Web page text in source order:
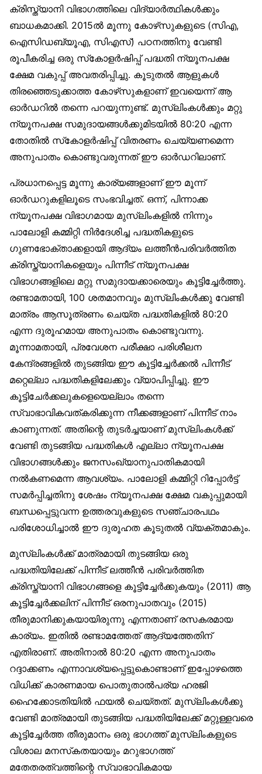
ക്രിസ്ത്യാനി വിഭാഗത്തിലെ വിദ്യാർത്ഥികൾക്കും
ബാധകമാക്കി. 2015ൽ മൂന്നു കോഴ്‌സുകളുടെ (സിഎ,
ഐസിഡബ്യൂഎ, സിഎസ്) പഠനത്തിനു വേണ്ടി
രൂപീകരിച്ച ഒരു സ്‌കോളർഷിപ്പ് പദ്ധതി ന്യൂനപക്ഷ
ക്ഷേമ വകുപ്പ് അവതരിപ്പിച്ചു. കൂടുതൽ ആളുകൾ
തിരഞ്ഞെടുക്കാത്ത കോഴ്‌സുകളാണ് ഇവയെന്ന് ആ
ഓർഡറിൽ തന്നെ പറയുന്നുണ്ട്. മുസ്‌ലിംകൾക്കും മറ്റു
ന്യൂനപക്ഷ സമുദായങ്ങൾക്കുമിടയിൽ 80:20 എന്ന
തോതിൽ സ്‌കോളർഷിപ്പ് വിതരണം ചെയ്യണമെന്ന
അനുപാതം കൊണ്ടുവരുന്നത് ഈ ഓർഡറിലാണ്.
പ്രധാനപ്പെട്ട മൂന്നു കാര്യങ്ങളാണ് ഈ മൂന്ന്
ഓർഡറുകളിലൂടെ സംഭവിച്ചത്. ഒന്ന്, പിന്നാക്ക
ന്യൂനപക്ഷ വിഭാഗമായ മുസ്‌ലിംകളിൽ നിന്നും
പാലോളി കമ്മിറ്റി നിർദേശിച്ച പദ്ധതികളുടെ
ഗുണഭോക്താക്കളായി ആദ്യം ലത്തീൻപരിവർത്തിത
ക്രിസ്ത്യാനികളെയും പിന്നീട് ന്യൂനപക്ഷ
വിഭാഗങ്ങളിലെ മറ്റു സമുദായക്കാരെയും കൂട്ടിച്ചേർത്തു.
രണ്ടാമതായി, 100 ശതമാനവും മുസ്‌ലിംകൾക്കു വേണ്ടി
മാത്രം ആസൂത്രണം ചെയ്ത പദ്ധതികളിൽ 80:20
എന്ന ദുരൂഹമായ അനുപാതം കൊണ്ടുവന്നു.
മൂന്നാമതായി, പ്രവേശന പരീക്ഷാ പരിശീലന
കേന്ദ്രങ്ങളിൽ തുടങ്ങിയ ഈ കൂട്ടിച്ചേർക്കൽ പിന്നീട്
മറ്റെല്ലാ പദ്ധതികളിലേക്കും വ്യാപിപ്പിച്ചു. ഈ
കൂട്ടിചേർക്കലുകളെയെല്ലാം തന്നെ
സ്വാഭാവികവത്കരിക്കുന്ന നീക്കങ്ങളാണ് പിന്നീട് നാം
കാണുന്നത്. അതിന്റെ തുടർച്ചയാണ് മുസ്‌ലിംകൾക്ക്
വേണ്ടി തുടങ്ങിയ പദ്ധതികൾ എല്ലാ ന്യൂനപക്ഷ
വിഭാഗങ്ങൾക്കും ജനസംഖ്യാനുപാതികമായി
നൽകണമെന്ന ആവശ്യം. പാലോളി കമ്മിറ്റി റിപ്പോർട്ട്
സമർപ്പിച്ചതിനു ശേഷം ന്യൂനപക്ഷ ക്ഷേമ വകുപ്പുമായി
ബന്ധപ്പെട്ടുവന്ന ഉത്തരവുകളുടെ സഞ്ചാരപഥം
പരിശോധിച്ചാൽ ഈ ദുരൂഹത കൂടുതൽ വ്യക്തമാകും.
മുസ്‌ലിംകൾക്ക് മാത്രമായി തുടങ്ങിയ ഒരു
പദ്ധതിയിലേക്ക് പിന്നീട് ലത്തീൻ പരിവർത്തിത
ക്രിസ്ത്യാനി വിഭാഗങ്ങളെ കൂട്ടിച്ചേർക്കുകയും (2011) ആ
കൂട്ടിച്ചേർക്കലിന് പിന്നീട് ഒരനുപാതവും (2015)
തീരുമാനിക്കുകയായിരുന്നു എന്നതാണ് രസകരമായ
കാര്യം. ഇതിൽ രണ്ടാമത്തേത് ആദ്യത്തേതിന്
എതിരാണ്. അതിനാൽ 80:20 എന്ന അനുപാതം
റദ്ദാക്കണം എന്നാവശ്യപ്പെട്ടുകൊണ്ടാണ് ഇപ്പോഴത്തെ
വിധിക്ക് കാരണമായ പൊതുതാൽപര്യ ഹരജി
ഹൈക്കോടതിയിൽ ഫയൽ ചെയ്തത്. മുസ്‌ലിംകൾക്കു
വേണ്ടി മാത്രമായി തുടങ്ങിയ പദ്ധതിയിലേക്ക് മറ്റുള്ളവരെ
കൂട്ടിച്ചേർത്ത തീരുമാനം ഒരു ഭാഗത്ത് മുസ്‌ലിംകളുടെ
വിശാല മനസ്‌കതയായും മറുഭാഗത്ത്
മതേതരത്വത്തിന്റെ സ്വാഭാവികമായ